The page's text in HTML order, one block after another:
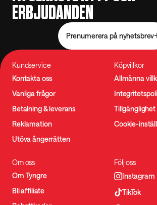
ERBJUDANDEN
Prenumerera på nyhetsbrev
Kundservice
Kontakta oss
Vanliga frågor
Betalning & leverans
Reklamation
Utöva ångerrätten
Köpvillkor
Allmänna
Tillgänglighet
Cookie-
Om oss
Om Tyngre
Bli affiliate
Följ oss
Instagram
TikTok